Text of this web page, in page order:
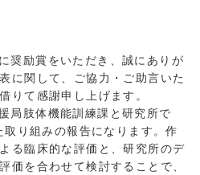
奨励賞をいただき、誠にありが
に関して、ご協力・ご助言いた
りて感謝申し上げます。
局肢体機能訓練課と研究所で
り組みの報告になります。作
る臨床的な評価と、研究所のデ
価を合わせて検討することで、